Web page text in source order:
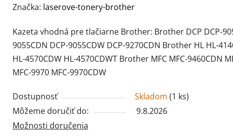
hodnotenie
je
0,0
z
5
Značka: laserove-tonery-brother
Kazeta vhodná pre tlačiarne Brother: Brother DCP DCP-
9055CDN DCP-9055CDW DCP-9270CDN Brother HL HL-
HL-4570CDW HL-4570CDWT Brother MFC MFC-9460CDN
MFC-9970 MFC-9970CDW
Dostupnosť Skladom (1 ks)
Môžeme doručiť do:
9.8.2026
Možnosti doručenia